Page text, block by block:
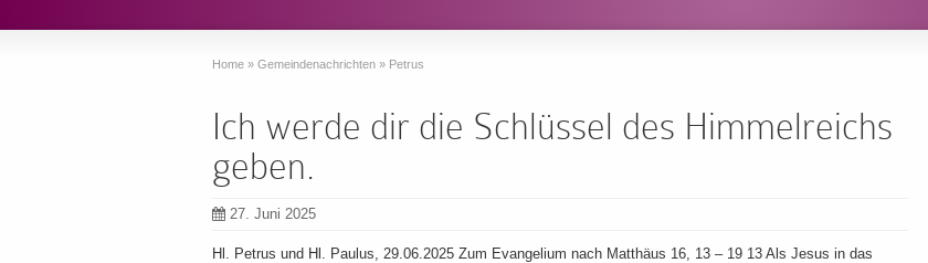
Home » Gemeindenachrichten » Petrus
Ich werde dir die Schlüssel des Himmelreichs
geben.
27. Juni 2025
Hl. Petrus und Hl. Paulus, 29.06.2025 Zum Evangelium nach Matthäus 16, 13 – 19 13 Als Jesus in das